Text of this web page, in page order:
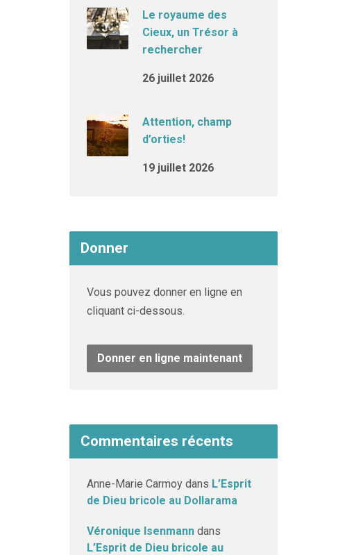
Le royaume des
Cieux, un Trésor à
rechercher
26 juillet 2026
Attention, champ
d’orties!
19 juillet 2026
Donner
Vous pouvez donner en ligne en
cliquant ci-dessous.
Donner en ligne maintenant
Commentaires récents
Anne-Marie Carmoy dans L’Esprit
de Dieu bricole au Dollarama
Véronique Isenmann dans
L’Esprit de Dieu bricole au